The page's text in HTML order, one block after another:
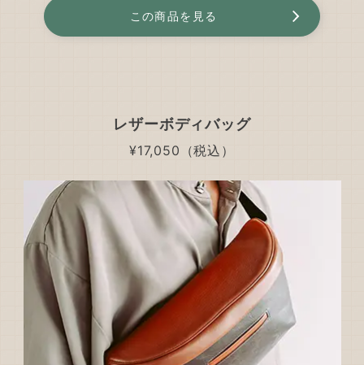
この商品を見る
レザーボディバッグ
¥17,050（税込）